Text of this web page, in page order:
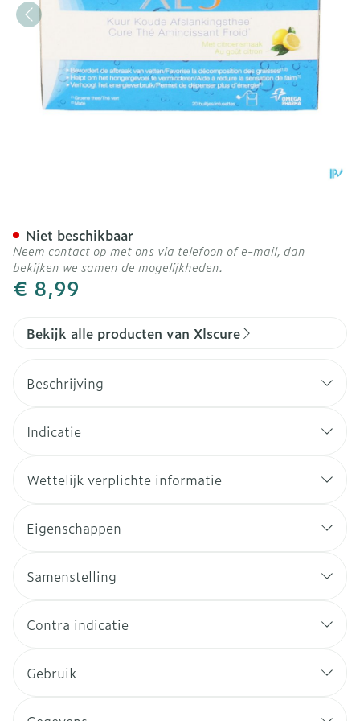
€ 8,99
Niet beschikbaar
Neem contact op met ons via telefoon of e-mail, dan
bekijken we samen de mogelijkheden.
Bekijk alle producten van Xlscure
Beschrijving
Indicatie
Wettelijk verplichte informatie
Eigenschappen
Samenstelling
Contra indicatie
Gebruik